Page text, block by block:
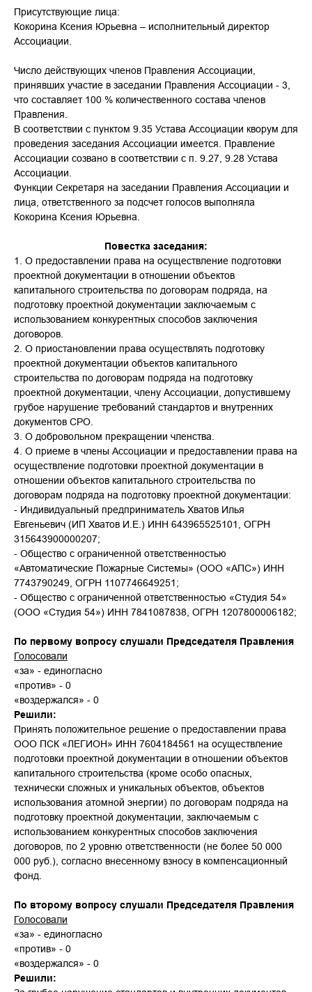
Присутствующие лица:
Кокорина Ксения Юрьевна – исполнительный директор
Ассоциации.
Число действующих членов Правления Ассоциации,
принявших участие в заседании Правления Ассоциации - 3,
что составляет 100 % количественного состава членов
Правления.
В соответствии с пунктом 9.35 Устава Ассоциации кворум для
проведения заседания Ассоциации имеется. Правление
Ассоциации созвано в соответствии с п. 9.27, 9.28 Устава
Ассоциации.
Функции Секретаря на заседании Правления Ассоциации и
лица, ответственного за подсчет голосов выполняла
Кокорина Ксения Юрьевна.
Повестка заседания:
1. О предоставлении права на осуществление подготовки
проектной документации в отношении объектов
капитального строительства по договорам подряда, на
подготовку проектной документации заключаемым с
использованием конкурентных способов заключения
договоров.
2. О приостановлении права осуществлять подготовку
проектной документации объектов капитального
строительства по договорам подряда на подготовку
проектной документации, члену Ассоциации, допустившему
грубое нарушение требований стандартов и внутренних
документов СРО.
3. О добровольном прекращении членства.
4. О приеме в члены Ассоциации и предоставлении права на
осуществление подготовки проектной документации в
отношении объектов капитального строительства по
договорам подряда на подготовку проектной документации:
- Индивидуальный предприниматель Хватов Илья
Евгеньевич (ИП Хватов И.Е.) ИНН 643965525101, ОГРН
315643900000207;
- Общество с ограниченной ответственностью
«Автоматические Пожарные Системы» (ООО «АПС») ИНН
7743790249, ОГРН 1107746649251;
- Общество с ограниченной ответственностью «Студия 54»
(ООО «Студия 54») ИНН 7841087838, ОГРН 1207800006182;
По первому вопросу слушали Председателя Правления
Голосовали
«за» - единогласно
«против» - 0
«воздержался» - 0
Решили:
Принять положительное решение о предоставлении права
ООО ПСК «ЛЕГИОН» ИНН 7604184561 на осуществление
подготовки проектной документации в отношении объектов
капитального строительства (кроме особо опасных,
технически сложных и уникальных объектов, объектов
использования атомной энергии) по договорам подряда на
подготовку проектной документации, заключаемым с
использованием конкурентных способов заключения
договоров, по 2 уровню ответственности (не более 50 000
000 руб.), согласно внесенному взносу в компенсационный
фонд.
По второму вопросу слушали Председателя Правления
Голосовали
«за» - единогласно
«против» - 0
«воздержался» - 0
Решили: